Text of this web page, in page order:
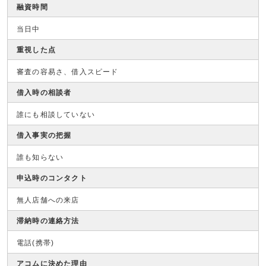
融資時間
当日中
重視した点
審査の容易さ、借入スピード
借入時の相談者
誰にも相談していない
借入事実の把握
誰も知らない
申込時のコンタクト
無人店舗への来店
滞納時の連絡方法
電話(携帯)
アコムに決めた理由